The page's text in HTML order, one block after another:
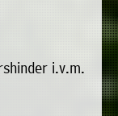
i.v.m.